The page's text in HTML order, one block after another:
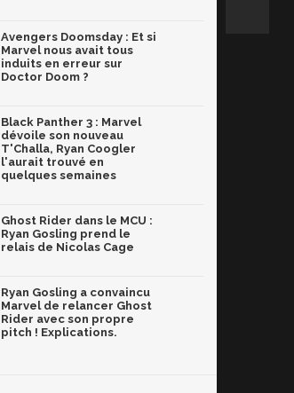
Avengers Doomsday : Et si
Marvel nous avait tous
induits en erreur sur
Doctor Doom ?
Black Panther 3 : Marvel
dévoile son nouveau
T'Challa, Ryan Coogler
l'aurait trouvé en
quelques semaines
Ghost Rider dans le MCU :
Ryan Gosling prend le
relais de Nicolas Cage
Ryan Gosling a convaincu
Marvel de relancer Ghost
Rider avec son propre
pitch ! Explications.